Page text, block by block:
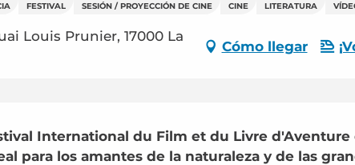
FESTIVAL SESIÓN / PROYECCIÓN DE CINE CINE LITERATURA
Louis Prunier, 17000 La
Cómo llegar
International du Film et du Livre d'Aventure
para los amantes de la naturaleza y de las